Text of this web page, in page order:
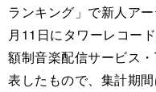
ランキング」で新人ア
月11日にタワーレコー
額制音楽配信サービス
表したもので、集計期